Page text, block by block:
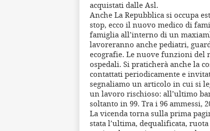
acquistati dalle Asl.
Anche La Repubblica si occupa
stop, ecco il nuovo medico di
famiglia all’interno di un
lavoreranno anche pediatri,
ecografie. Le nuove funzioni del
ospedali. Si praticherà anche la
contattati periodicamente e
segnaliamo un articolo in cui si
un lavoro rischioso: all’ultimo
soltanto in 99. Tra i 96 ammessi,
La vicenda torna sulla prima
stata l’ultima, dequalificata,